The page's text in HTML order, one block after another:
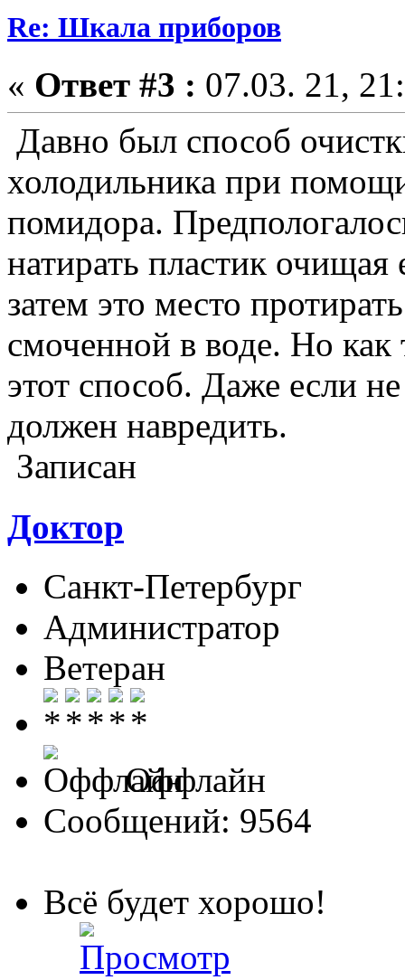
Re: Шкала приборов
« Ответ #3 : 07.03. 21,
Давно был способ
холодильника при
помидора.
натирать пластик очищая
затем это место
смоченной в воде. Но
этот способ. Даже если
должен навредить.
Записан
Доктор
Санкт-Петербург
Администратор
Ветеран
Оффлайн
Сообщений: 9564
Всё будет хорошо!